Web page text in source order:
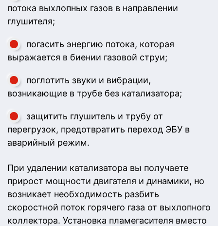
потока выхлопных газов в направлении
глушителя;
погасить энергию потока, которая
выражается в биении газовой струи;
поглотить звуки и вибрации,
возникающие в трубе без катализатора;
защитить глушитель и трубу от
перегрузок, предотвратить переход ЭБУ в
аварийный режим.
При удалении катализатора вы получаете
прирост мощности двигателя и динамики, но
возникает необходимость разбить
скоростной поток горячего газа от выхлопного
коллектора. Установка пламегасителя вместо